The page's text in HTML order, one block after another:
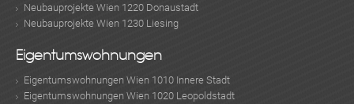
Neubauprojekte Wien 1220 Donaustadt
Neubauprojekte Wien 1230 Liesing
Eigentumswohnungen
Eigentumswohnungen Wien 1010 Innere Stadt
Eigentumswohnungen Wien 1020 Leopoldstadt